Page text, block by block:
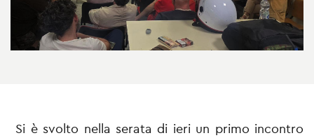
Si è svolto nella serata di ieri un primo incontro